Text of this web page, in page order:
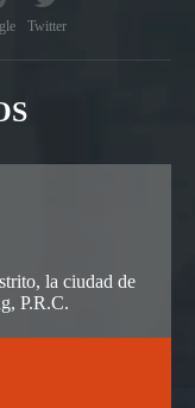
Twitter
la ciudad de
P.R.C.